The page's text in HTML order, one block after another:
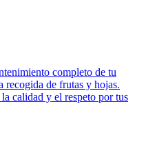
completo de tu
recogida de frutas y hojas.
calidad y el respeto por tus